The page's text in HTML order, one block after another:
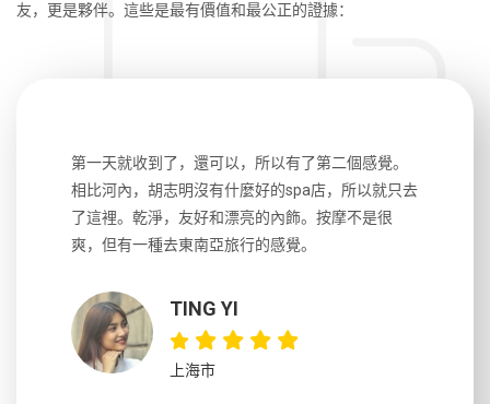
友，更是夥伴。這些是最有價值和最公正的證據：
第一天就收到了，還可以，所以有了第二個感覺。
相比河內，胡志明沒有什麼好的spa店，所以就只去
了這裡。乾淨，友好和漂亮的內飾。按摩不是很
爽，但有一種去東南亞旅行的感覺。
TING YI
上海市